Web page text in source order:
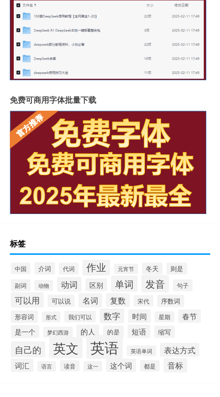
免费可商用字体批量下载
标签
中国 介词 代词 作业 元宵节 冬天
则是
副词
动物 动词 区别 单词 发音 句子
可以用 可以说 名词 复数 宋代
序数词
形容词
形式 我们可以 数字 时间 星期 春节
是一个 梦幻西游 的人 的是 短语 缩写
自己的 英文 英语 英语单词 表达方式
词汇 语言 读音 这一 这个词 都是 音标